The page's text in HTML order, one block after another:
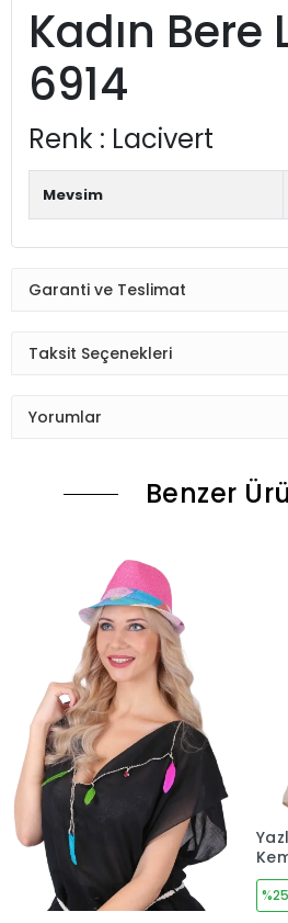
Kadın Bere
6914
Renk : Lacivert
Mevsim
Garanti ve Teslimat
Taksit Seçenekleri
Yorumlar
Benzer
%25